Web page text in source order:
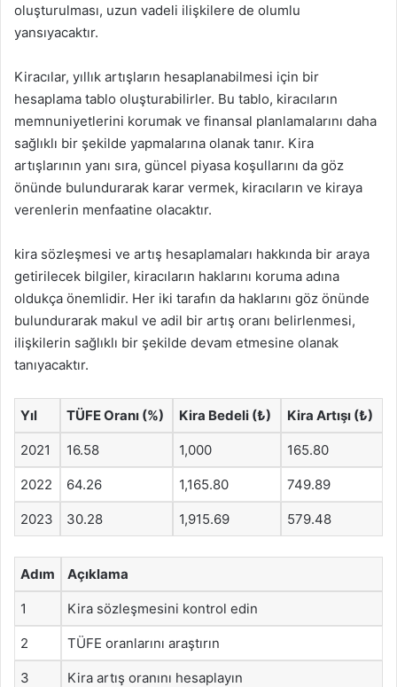
oluşturulması, uzun vadeli ilişkilere de olumlu
yansıyacaktır.
Kiracılar, yıllık artışların hesaplanabilmesi için bir
hesaplama tablo oluşturabilirler. Bu tablo, kiracıların
memnuniyetlerini korumak ve finansal planlamalarını daha
sağlıklı bir şekilde yapmalarına olanak tanır. Kira
artışlarının yanı sıra, güncel piyasa koşullarını da göz
önünde bulundurarak karar vermek, kiracıların ve kiraya
verenlerin menfaatine olacaktır.
kira sözleşmesi ve artış hesaplamaları hakkında bir araya
getirilecek bilgiler, kiracıların haklarını koruma adına
oldukça önemlidir. Her iki tarafın da haklarını göz önünde
bulundurarak makul ve adil bir artış oranı belirlenmesi,
ilişkilerin sağlıklı bir şekilde devam etmesine olanak
tanıyacaktır.
Yıl TÜFE Oranı (%) Kira Bedeli (₺) Kira Artışı (₺)
2021 16.58 1,000 165.80
2022 64.26 1,165.80 749.89
2023 30.28 1,915.69 579.48
Adım Açıklama
1 Kira sözleşmesini kontrol edin
2 TÜFE oranlarını araştırın
3 Kira artış oranını hesaplayın